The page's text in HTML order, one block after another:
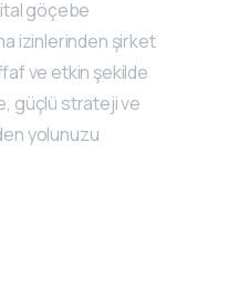
göçebe
izinlerinden şirket
ve etkin şekilde
güçlü strateji ve
yolunuzu